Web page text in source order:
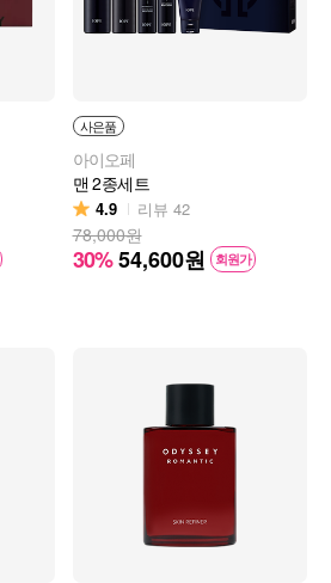
사은품
아이오페
맨 2종세트
4.9 리뷰 42
78,000원
30%54,600원 회원가